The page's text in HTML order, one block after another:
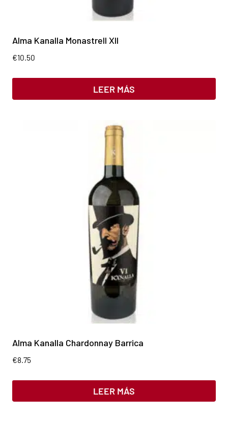
Alma Kanalla Monastrell XII
€10.50
LEER MÁS
Alma Kanalla Chardonnay Barrica
€8.75
LEER MÁS